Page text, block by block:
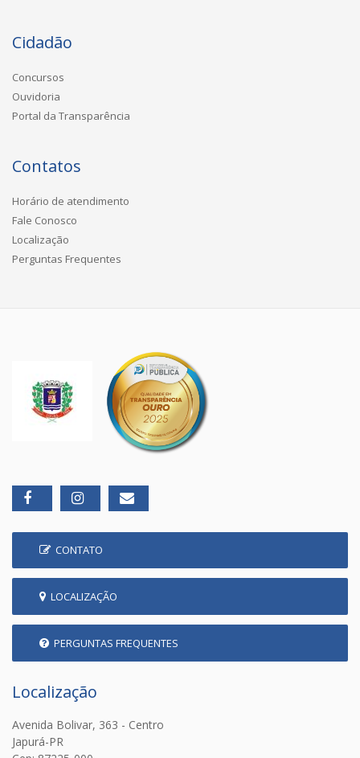
Cidadão
Concursos
Ouvidoria
Portal da Transparência
Contatos
Horário de atendimento
Fale Conosco
Localização
Perguntas Frequentes
CONTATO
LOCALIZAÇÃO
PERGUNTAS FREQUENTES
Localização
Avenida Bolivar, 363 - Centro
Japurá-PR